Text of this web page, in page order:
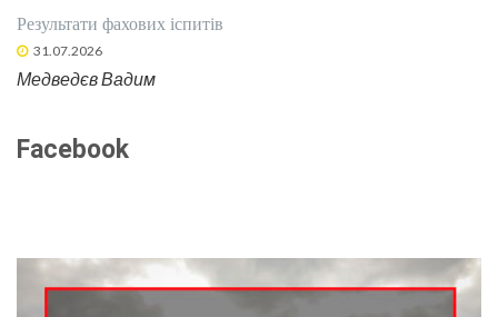
Результати фахових іспитів
31.07.2026
Медведєв Вадим
Facebook